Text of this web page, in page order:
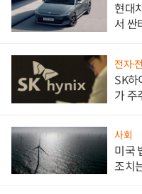
현대
서 싼
전자·
SK하
가 주
사회
미국
조치